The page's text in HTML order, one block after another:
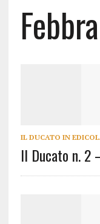
IL DUCATO IN
Il Ducato n. 2